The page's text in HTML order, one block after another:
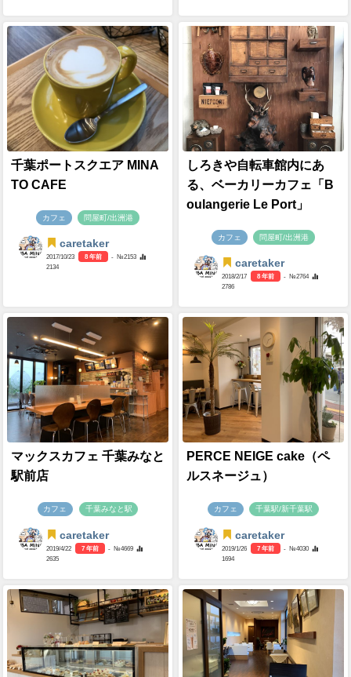
千葉ポートスクエア MINA
TO CAFE
カフェ 問屋町/出洲港
caretaker
2017/10/23 8 年前
- №2153
2134
しろきや自転車館内にあ
る、ベーカリーカフェ「B
oulangerie Le Port」
カフェ 問屋町/出洲港
caretaker
2018/2/17 8 年前
- №2764
2786
マックスカフェ 千葉みなと
駅前店
カフェ 千葉みなと駅
caretaker
2019/4/22 7 年前
- №4669
2635
PERCE NEIGE cake（ペ
ルスネージュ）
カフェ 千葉駅/新千葉駅
caretaker
2019/1/26 7 年前
- №4030
1694